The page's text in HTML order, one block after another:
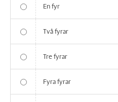
En fyr
Två fyrar
Tre fyrar
Fyra fyrar